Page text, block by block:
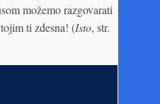
možemo razgovarati
ti zdesna! (Isto, str.